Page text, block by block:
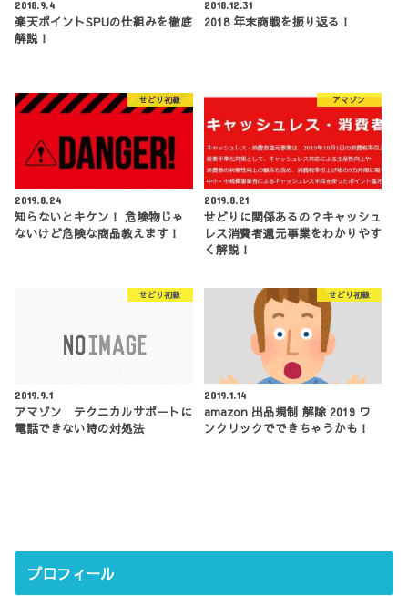
2018.9.4
楽天ポイントSPUの仕組みを徹底
解説！
2018.12.31
2018 年末商戦を振り返る！
せどり初級
2019.8.24
知らないとキケン！ 危険物じゃ
ないけど危険な商品教えます！
アマゾン
2019.8.21
せどりに関係あるの？キャッシュ
レス消費者還元事業をわかりやす
く解説！
せどり初級
2019.9.1
アマゾン テクニカルサポートに
電話できない時の対処法
せどり初級
2019.1.14
amazon 出品規制 解除 2019 ワ
ンクリックでできちゃうかも！
プロフィール